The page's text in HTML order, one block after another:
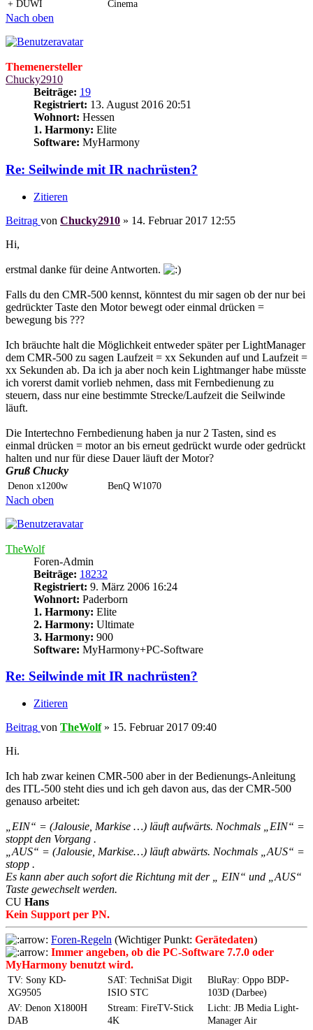
+ DÜWI
Cinema
Nach oben
Themenersteller
Chucky2910
Beiträge: 19
Registriert: 13. August 2016 20:51
Wohnort: Hessen
1. Harmony: Elite
Software: MyHarmony
Re: Seilwinde mit IR nachrüsten?
Zitieren
Beitrag von Chucky2910 » 14. Februar 2017 12:55
Hi,
erstmal danke für deine Antworten.
Falls du den CMR-500 kennst, könntest du mir sagen ob der nur bei
gedrückter Taste den Motor bewegt oder einmal drücken =
bewegung bis ???
Ich bräuchte halt die Möglichkeit entweder später per LightManager
dem CMR-500 zu sagen Laufzeit = xx Sekunden auf und Laufzeit =
xx Sekunden ab. Da ich ja aber noch kein Lightmanger habe müsste
ich vorerst damit vorlieb nehmen, dass mit Fernbedienung zu
steuern, dass nur eine bestimmte Strecke/Laufzeit die Seilwinde
läuft.
Die Intertechno Fernbedienung haben ja nur 2 Tasten, sind es
einmal drücken = motor an bis erneut gedrückt wurde oder gedrückt
halten und nur für diese Dauer läuft der Motor?
Gruß Chucky
Denon x1200w BenQ W1070
Nach oben
TheWolf
Foren-Admin
Beiträge: 18232
Registriert: 9. März 2006 16:24
Wohnort: Paderborn
1. Harmony: Elite
2. Harmony: Ultimate
3. Harmony: 900
Software: MyHarmony+PC-Software
Re: Seilwinde mit IR nachrüsten?
Zitieren
Beitrag von TheWolf» 15. Februar 2017 09:40
Hi.
Ich hab zwar keinen CMR-500 aber in der Bedienungs-Anleitung
des ITL-500 steht dies und ich geh davon aus, das der CMR-500
genauso arbeitet:
„EIN“ = (Jalousie, Markise …) läuft aufwärts. Nochmals „EIN“ =
stoppt den Vorgang .
„AUS“ = (Jalousie, Markise…) läuft abwärts. Nochmals „AUS“ =
stopp .
Es kann aber auch sofort die Richtung mit der „ EIN“ und „AUS“
Taste gewechselt werden.
CU Hans
Kein Support per PN.
Foren-Regeln (Wichtiger Punkt: Gerätedaten)
Immer angeben, ob die PC-Software 7.7.0 oder
MyHarmony benutzt wird.
TV: Sony KD-
XG9505
SAT: TechniSat Digit
ISIO STC
BluRay: Oppo BDP-
103D (Darbee)
AV: Denon X1800H
DAB
Stream: FireTV-Stick
4K
Licht: JB Media Light-
Manager Air